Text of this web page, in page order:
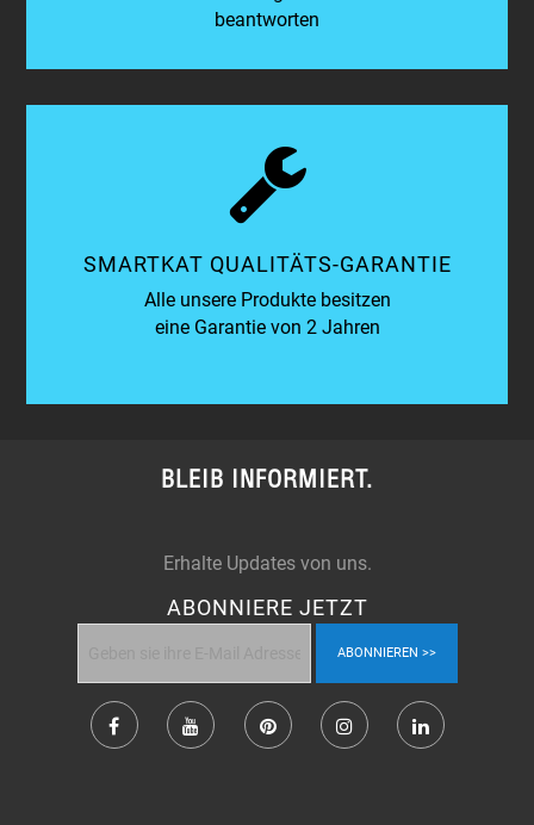
beantworten
SMARTKAT QUALITÄTS-GARANTIE
Alle unsere Produkte besitzen
eine Garantie von 2 Jahren
BLEIB INFORMIERT.
Erhalte Updates von uns.
ABONNIERE JETZT
ABONNIEREN